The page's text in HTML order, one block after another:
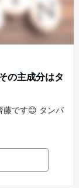
の主成分はタ
です😊 タンパ